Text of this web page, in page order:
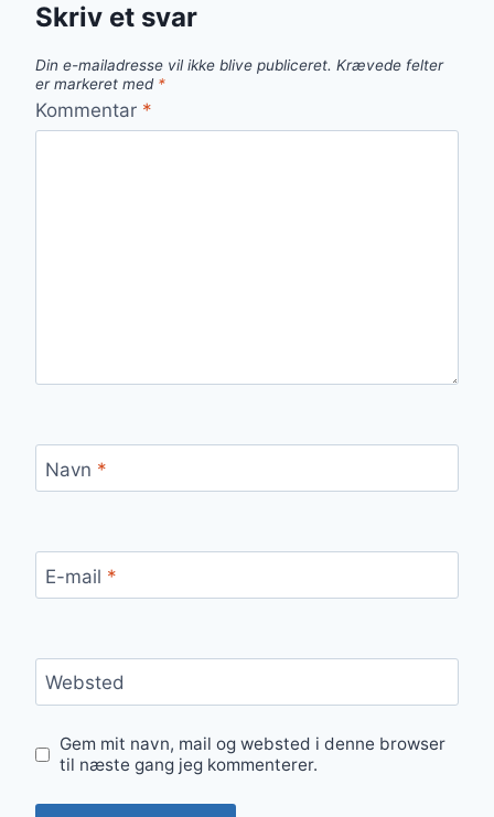
Skriv et svar
Din e-mailadresse vil ikke blive publiceret. Krævede felter
er markeret med *
Kommentar *
Navn *
E-mail *
Websted
Gem mit navn, mail og websted i denne browser
til næste gang jeg kommenterer.